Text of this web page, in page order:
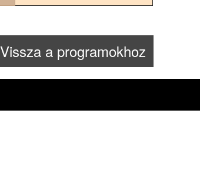
Vissza a programokhoz